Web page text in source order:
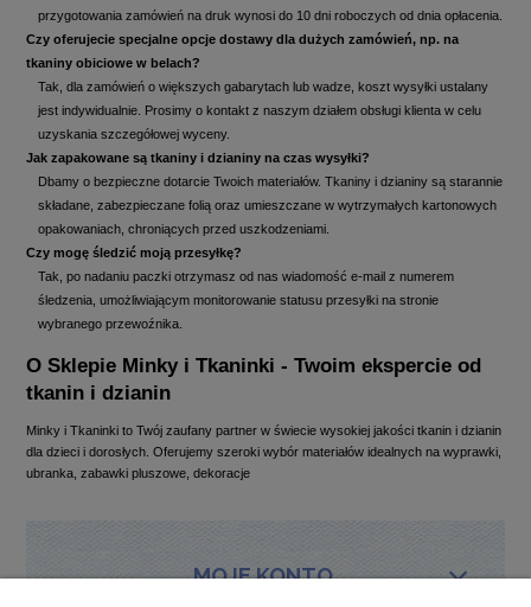
przygotowania zamówień na druk wynosi do 10 dni roboczych od dnia opłacenia.
Czy oferujecie specjalne opcje dostawy dla dużych zamówień, np. na
tkaniny obiciowe w belach?
Tak, dla zamówień o większych gabarytach lub wadze, koszt wysyłki ustalany
jest indywidualnie. Prosimy o kontakt z naszym działem obsługi klienta w celu
uzyskania szczegółowej wyceny.
Jak zapakowane są tkaniny i dzianiny na czas wysyłki?
Dbamy o bezpieczne dotarcie Twoich materiałów. Tkaniny i dzianiny są starannie
składane, zabezpieczane folią oraz umieszczane w wytrzymałych kartonowych
opakowaniach, chroniących przed uszkodzeniami.
Czy mogę śledzić moją przesyłkę?
Tak, po nadaniu paczki otrzymasz od nas wiadomość e-mail z numerem
śledzenia, umożliwiającym monitorowanie statusu przesyłki na stronie
wybranego przewoźnika.
O Sklepie Minky i Tkaninki - Twoim ekspercie od
tkanin i dzianin
Minky i Tkaninki to Twój zaufany partner w świecie wysokiej jakości tkanin i dzianin
dla dzieci i dorosłych. Oferujemy szeroki wybór materiałów idealnych na wyprawki,
ubranka, zabawki pluszowe, dekoracje
MOJE KONTO